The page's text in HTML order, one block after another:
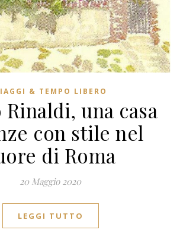
& TEMPO LIBERO
una casa
con stile nel
di Roma
20 Maggio 2020
LEGGI TUTTO